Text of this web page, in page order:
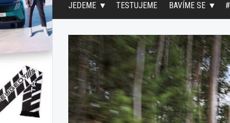
JEDEME TESTUJEME BAVÍME SE